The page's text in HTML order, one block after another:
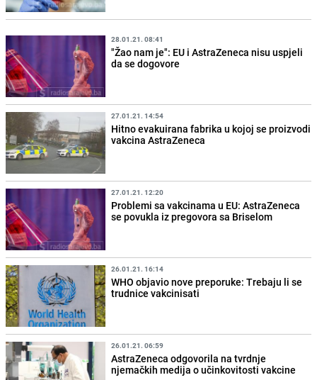
28.01.21. 08:41
"Žao nam je": EU i AstraZeneca nisu uspjeli
da se dogovore
27.01.21. 14:54
Hitno evakuirana fabrika u kojoj se proizvodi
vakcina AstraZeneca
27.01.21. 12:20
Problemi sa vakcinama u EU: AstraZeneca
se povukla iz pregovora sa Briselom
26.01.21. 16:14
WHO objavio nove preporuke: Trebaju li se
trudnice vakcinisati
26.01.21. 06:59
AstraZeneca odgovorila na tvrdnje
njemačkih medija o učinkovitosti vakcine